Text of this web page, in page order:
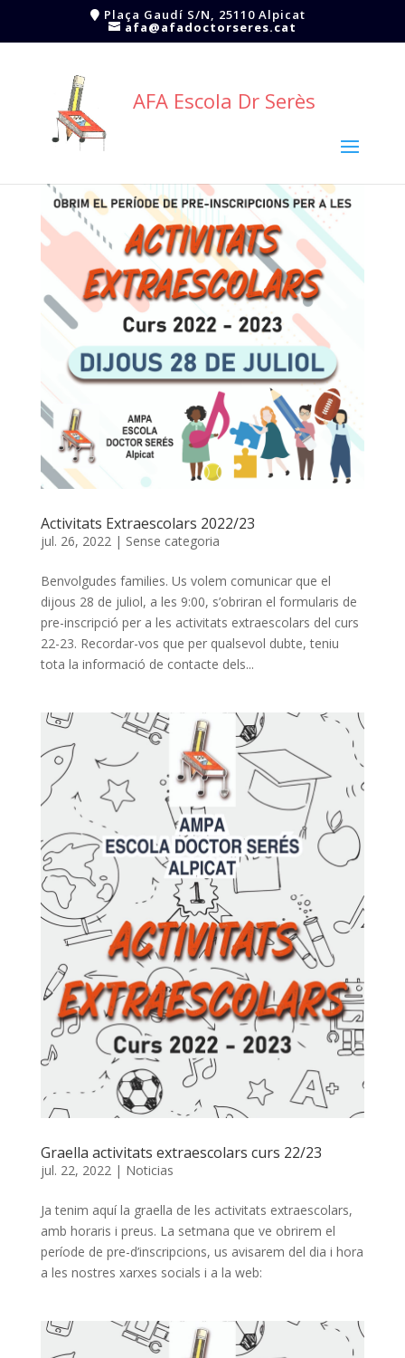
Plaça Gaudí S/N, 25110 Alpicat
afa@afadoctorseres.cat
AFA Escola Dr Serès
Activitats Extraescolars 2022/23
jul. 26, 2022| Sense categoria
Benvolgudes families. Us volem comunicar que el
dijous 28 de juliol, a les 9:00, s’obriran el formularis de
pre-inscripció per a les activitats extraescolars del curs
22-23. Recordar-vos que per qualsevol dubte, teniu
tota la informació de contacte dels...
Graella activitats extraescolars curs 22/23
jul. 22, 2022| Noticias
Ja tenim aquí la graella de les activitats extraescolars,
amb horaris i preus. La setmana que ve obrirem el
període de pre-d’inscripcions, us avisarem del dia i hora
a les nostres xarxes socials i a la web: